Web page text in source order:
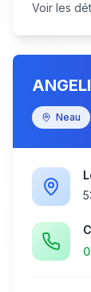
Voir les
Neau